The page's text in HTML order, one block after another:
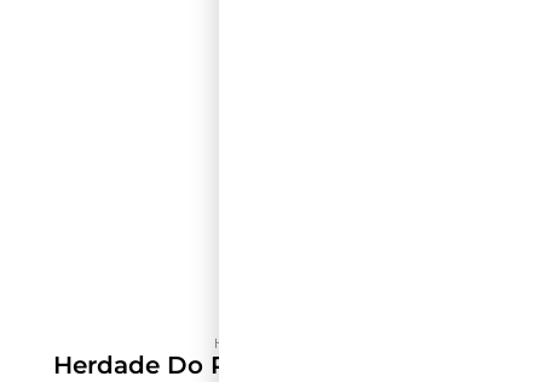
Herdade do Peso
Herdade Do Peso Revelado Branco